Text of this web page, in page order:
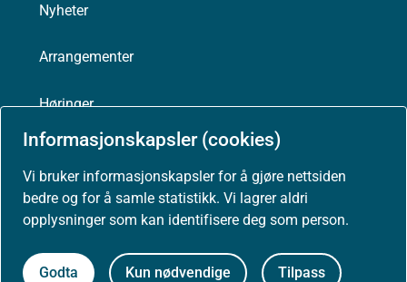
Informasjonskapsler (cookies)
Vi bruker informasjonskapsler for å gjøre nettsiden
bedre og for å samle statistikk. Vi lagrer aldri
opplysninger som kan identifisere deg som person.
Godta Kun nødvendige Tilpass
Nyheter
Arrangementer
Høringer
Presse
Om nettstedet